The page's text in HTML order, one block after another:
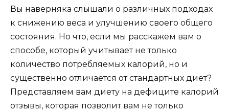
Вы наверняка слышали о различных подходах
к снижению веса и улучшению своего общего
состояния. Но что, если мы расскажем вам о
способе, который учитывает не только
количество потребляемых калорий, но и
существенно отличается от стандартных диет?
Представляем вам диету на дефиците калорий
отзывы, которая позволит вам не только